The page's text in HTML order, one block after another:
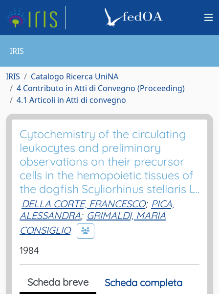
IRIS
IRIS
Catalogo Ricerca UniNA
4 Contributo in Atti di Convegno (Proceeding)
4.1 Articoli in Atti di convegno
Cytochemistry of the circulating
leukocytes and preliminary
observations on their precursor
cells in the hemopoietic tissues of
the dogfish Scyliorhinus stellaris L..
DELLA CORTE, FRANCESCO; PICA,
ALESSANDRA; GRIMALDI, MARIA
CONSIGLIO
1984
Scheda breve
Scheda completa